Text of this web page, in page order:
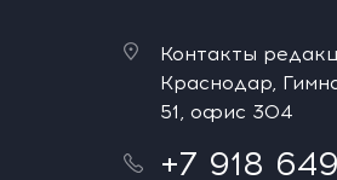
Контакты
Краснодар,
51, офис 304
+7 918